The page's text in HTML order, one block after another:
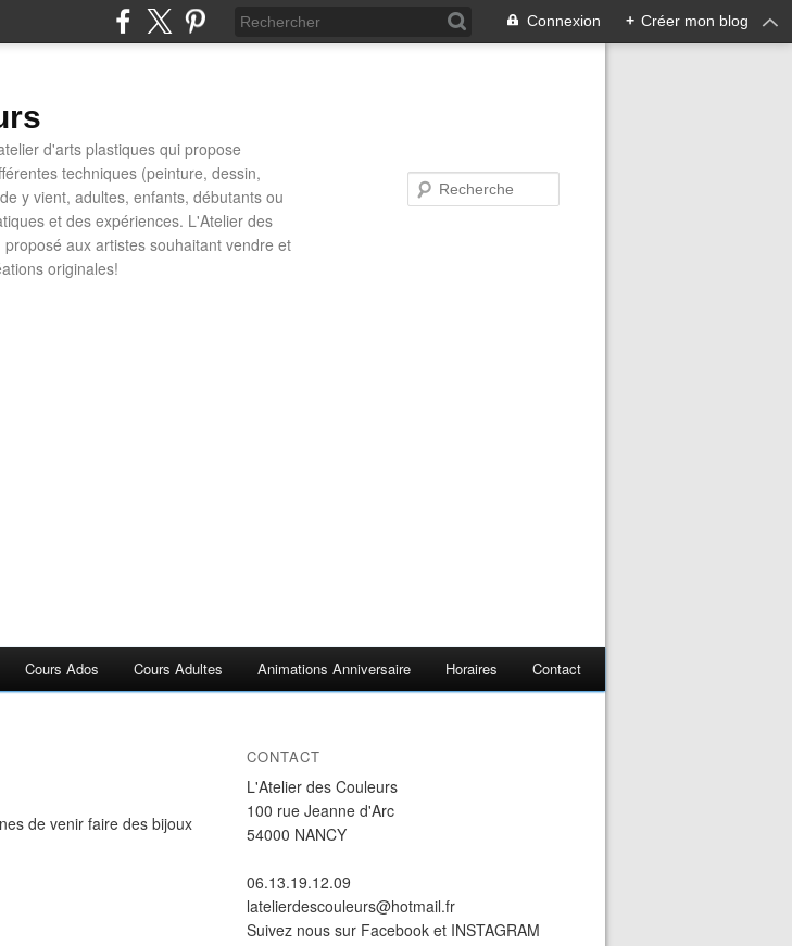
Connexion + Créer mon blog
d'arts plastiques qui propose
techniques (peinture, dessin,
y vient, adultes, enfants, débutants ou
et des expériences. L'Atelier des
aux artistes souhaitant vendre et
originales!
Cours Ados Cours Adultes Animations Anniversaire Horaires Contact
de venir faire des bijoux
CONTACT
L'Atelier des Couleurs
100 rue Jeanne d'Arc
54000 NANCY
06.13.19.12.09
latelierdescouleurs@hotmail.fr
Suivez nous sur Facebook et INSTAGRAM